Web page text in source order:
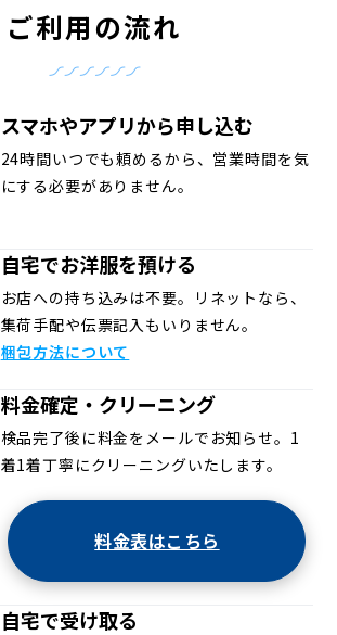
ご利用の流れ
スマホやアプリから申し込む
24時間いつでも頼めるから、営業時間を気
にする必要がありません。
自宅でお洋服を預ける
お店への持ち込みは不要。リネットなら、
集荷手配や伝票記入もいりません。
梱包方法について
料金確定・クリーニング
検品完了後に料金をメールでお知らせ。1
着1着丁寧にクリーニングいたします。
料金表はこちら
自宅で受け取る